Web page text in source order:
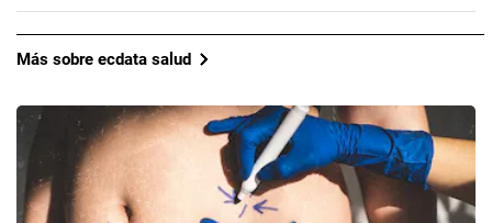
Más sobre ecdata salud